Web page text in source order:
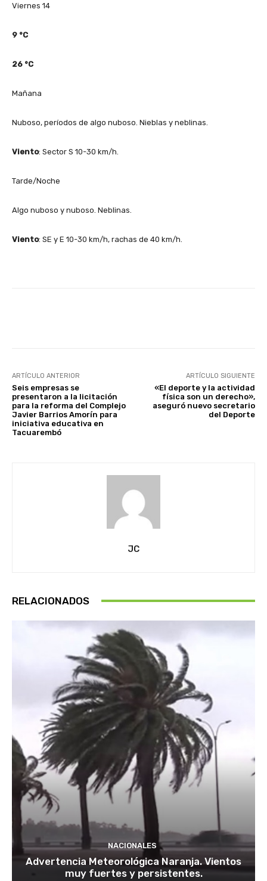
Viernes 14
9 °C
26 °C
Mañana
Nuboso, períodos de algo nuboso. Nieblas y neblinas.
Viento: Sector S 10-30 km/h.
Tarde/Noche
Algo nuboso y nuboso. Neblinas.
Viento: SE y E 10-30 km/h, rachas de 40 km/h.
ARTÍCULO ANTERIOR
Seis empresas se
presentaron a la licitación
para la reforma del Complejo
Javier Barrios Amorín para
iniciativa educativa en
Tacuarembó
ARTÍCULO SIGUIENTE
«El deporte y la actividad
física son un derecho»,
aseguró nuevo secretario
del Deporte
JC
RELACIONADOS
NACIONALES
Advertencia Meteorológica Naranja. Vientos
muy fuertes y persistentes.